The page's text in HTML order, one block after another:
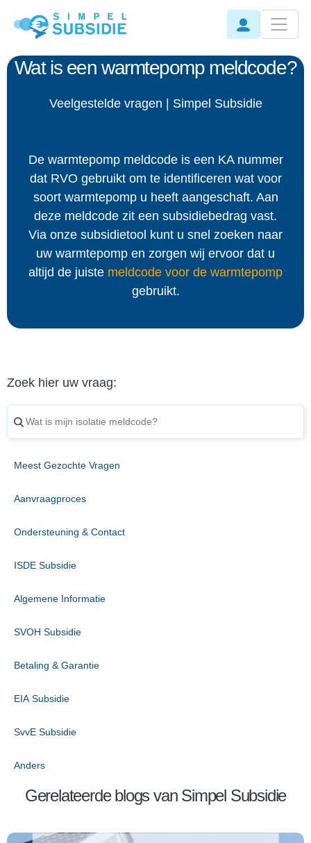
Wat is een warmtepomp meldcode?
Veelgestelde vragen | Simpel Subsidie
De warmtepomp meldcode is een KA nummer
dat RVO gebruikt om te identificeren wat voor
soort warmtepomp u heeft aangeschaft. Aan
deze meldcode zit een subsidiebedrag vast.
Via onze subsidietool kunt u snel zoeken naar
uw warmtepomp en zorgen wij ervoor dat u
altijd de juiste meldcode voor de warmtepomp
gebruikt.
Zoek hier uw vraag:
Meest Gezochte Vragen
Aanvraagproces
Ondersteuning & Contact
ISDE Subsidie
Algemene Informatie
SVOH Subsidie
Betaling & Garantie
EIA Subsidie
SvvE Subsidie
Anders
Gerelateerde blogs van Simpel Subsidie